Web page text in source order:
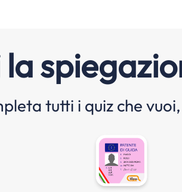
tutti i quiz che